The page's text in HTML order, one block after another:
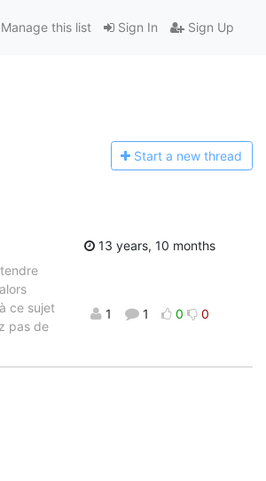
Sign In Sign Up
Manage this list
Start a new thread
ce sujet
pas de
13 years, 10 months
1 1 0 0